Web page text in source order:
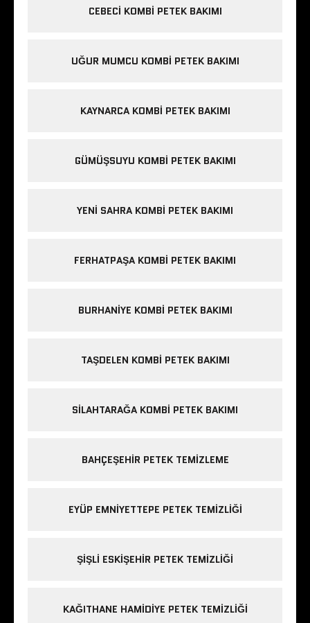
CEBECI KOMBI PETEK BAKIMI
UĞUR MUMCU KOMBI PETEK BAKIMI
KAYNARCA KOMBI PETEK BAKIMI
GÜMÜŞSUYU KOMBI PETEK BAKIMI
YENI SAHRA KOMBI PETEK BAKIMI
FERHATPAŞA KOMBI PETEK BAKIMI
BURHANIYE KOMBI PETEK BAKIMI
TAŞDELEN KOMBI PETEK BAKIMI
SILAHTARAĞA KOMBI PETEK BAKIMI
BAHÇEŞEHIR PETEK TEMIZLEME
EYÜP EMNIYETTEPE PETEK TEMIZLIĞI
ŞIŞLI ESKIŞEHIR PETEK TEMIZLIĞI
KAĞITHANE HAMIDIYE PETEK TEMIZLIĞI